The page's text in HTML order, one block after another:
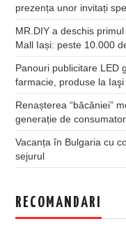
prezența unor invitați
MR.DIY a deschis
Mall Iași: peste 10.000
Panouri publicitare LED
farmacie, produse la
Renașterea “băcăniei”
generație de
Vacanța în Bulgaria cu
sejurul
RECOMANDARI